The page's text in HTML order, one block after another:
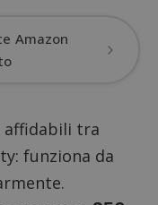
Amazon
affidabili tra
funziona da